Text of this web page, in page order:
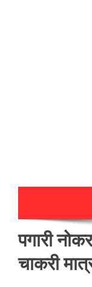
पगारी
चाकरी